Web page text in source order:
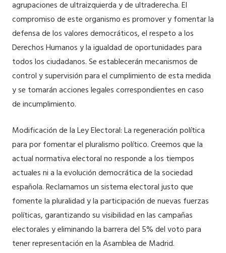
agrupaciones de ultraizquierda y de ultraderecha. El
compromiso de este organismo es promover y fomentar la
defensa de los valores democráticos, el respeto a los
Derechos Humanos y la igualdad de oportunidades para
todos los ciudadanos. Se establecerán mecanismos de
control y supervisión para el cumplimiento de esta medida
y se tomarán acciones legales correspondientes en caso
de incumplimiento.
Modificación de la Ley Electoral: La regeneración política
para por fomentar el pluralismo político. Creemos que la
actual normativa electoral no responde a los tiempos
actuales ni a la evolución democrática de la sociedad
española. Reclamamos un sistema electoral justo que
fomente la pluralidad y la participación de nuevas fuerzas
políticas, garantizando su visibilidad en las campañas
electorales y eliminando la barrera del 5% del voto para
tener representación en la Asamblea de Madrid.